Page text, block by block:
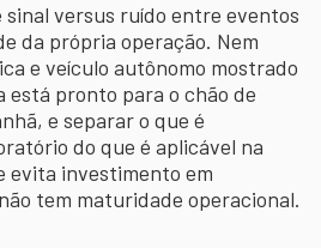
versus ruído entre eventos
da própria operação. Nem
e veículo autônomo mostrado
pronto para o chão de
e separar o que é
do que é aplicável na
evita investimento em
tem maturidade operacional.